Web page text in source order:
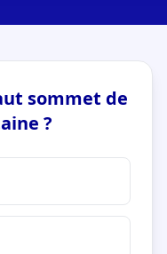
sommet de
?